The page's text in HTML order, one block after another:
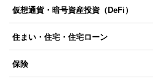
仮想通貨・暗号資産投資（DeFi）
住まい・住宅・住宅ローン
保険